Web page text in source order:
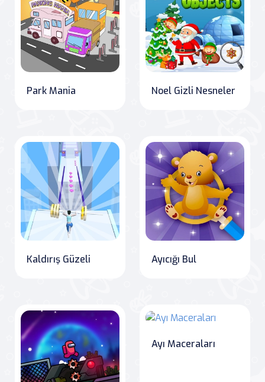
Park Mania Noel Gizli Nesneler
Kaldırış Güzeli Ayıcığı Bul
Ayı Maceraları